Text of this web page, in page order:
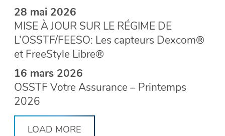
28 mai 2026
MISE À JOUR SUR LE RÉGIME DE
L’OSSTF/FEESO: Les capteurs Dexcom®
et FreeStyle Libre®
16 mars 2026
OSSTF Votre Assurance – Printemps
2026
LOAD MORE